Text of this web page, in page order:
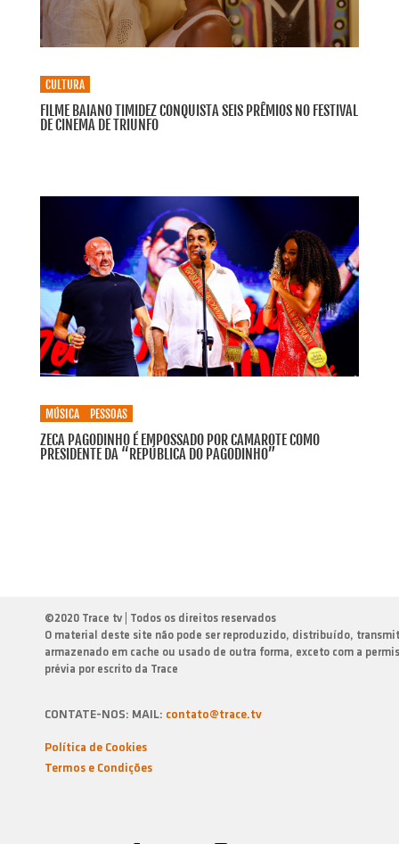
CULTURA
FILME BAIANO TIMIDEZ CONQUISTA SEIS PRÊMIOS NO FESTIVAL
DE CINEMA DE TRIUNFO
MÚSICA PESSOAS
ZECA PAGODINHO É EMPOSSADO POR CAMAROTE COMO
PRESIDENTE DA “REPÚBLICA DO PAGODINHO”
©2020 Trace tv | Todos os direitos reservados
O material deste site não pode ser reproduzido, distribuído,
armazenado em cache ou usado de outra forma, exceto com a
prévia por escrito da Trace
CONTATE-NOS: MAIL: contato@trace.tv
Política de Cookies
Termos e Condiçōes